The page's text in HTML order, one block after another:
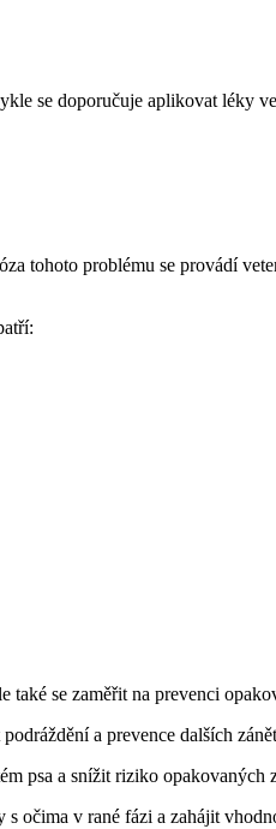
se doporučuje aplikovat léky
tohoto problému se provádí
se zaměřit na prevenci
a prevence dalších
psa a snížit riziko opakovaných
očima v rané fázi a zahájit